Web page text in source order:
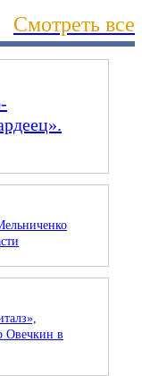
Смотреть все
Овечкин в